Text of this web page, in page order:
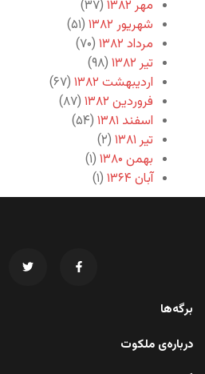
مهر ۱۳۸۲
(۳۷)
شهریور ۱۳۸۲
(۵۱)
مرداد ۱۳۸۲
(۷۰)
تیر ۱۳۸۲
(۹۸)
اردیبهشت ۱۳۸۲
(۶۷)
فروردین ۱۳۸۲
(۸۷)
اسفند ۱۳۸۱
(۵۴)
تیر ۱۳۸۱
(۲)
بهمن ۱۳۸۰
(۱)
آبان ۱۳۶۴
(۱)
برگه‌ها
درباره‌ی ملکوت